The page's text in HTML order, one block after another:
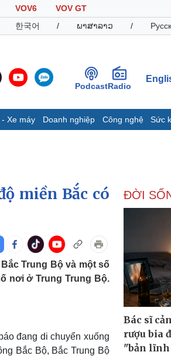
VOV6
VOV GT
한국어 / ພາສາລາວ /
PodcastRadio
Xe máy Doanh nghiệp Công nghệ Sức
Doanh nghiệp
Thông tin doanh
Doanh nghiệp 24h
Doanh nhân
Vì cộng đồng
Tư vấn
Săn Tour
miền Bắc có
Trung Bộ và một số
nơi ở Trung Trung Bộ.
đang di chuyển xuống
Bắc Bộ, Bắc Trung Bộ
ĐỜI
Bác sĩ
rượu bia
"bản